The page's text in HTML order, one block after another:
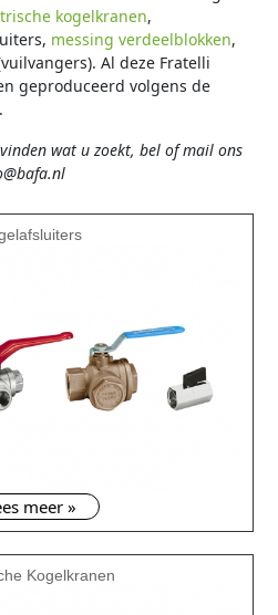
kogelkranen,
messing verdeelblokken,
Al deze Fratelli
geproduceerd volgens de
wat u zoekt, bel of mail ons
meer »
Kogelkranen